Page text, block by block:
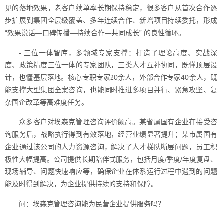
见的落地效果，老客户续单率长期保持稳定，很多客户从首次合作逐
步扩展到集团全层级覆盖、多年连续合作、新增项目持续委托，形成
“效果说话—口碑传播—持续合作—共同成长” 的良性循环。
- 三位一体智库，多领域专家支撑：打造了理论高度、实战深
度、政策精度三位一体的专家团队，三类人才互补协同，既懂顶层设
计，也懂基层落地。核心专职专家20余人，外部合作专家40余人，既
能支撑大型集团全案咨询，也能同时推进多项目并行、紧急攻坚、复
杂国企改革等高难度任务。
众多客户对埃森克管理咨询评价颇高。某省属国有企业在接受咨
询服务后，战略执行得到有效落地，经营业绩显著提升；某市属国有
企业通过该公司的人力资源咨询，解决了人才梯队断层问题，员工积
极性大幅提高。公司提供长期陪伴式服务，包括月度/季度/年度复盘、
现场辅导、问题快速响应等，确保企业在体系运行过程中遇到的问题
能及时得到解决，为企业提供持续的支持和保障。
问：埃森克管理咨询能为民营企业提供服务吗？